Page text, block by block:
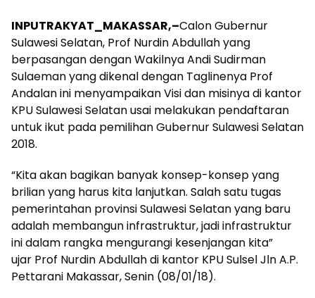
INPUTRAKYAT_MAKASSAR,–Calon Gubernur
Sulawesi Selatan, Prof Nurdin Abdullah yang
berpasangan dengan Wakilnya Andi Sudirman
Sulaeman yang dikenal dengan Taglinenya Prof
Andalan ini menyampaikan Visi dan misinya di kantor
KPU Sulawesi Selatan usai melakukan pendaftaran
untuk ikut pada pemilihan Gubernur Sulawesi Selatan
2018.
“Kita akan bagikan banyak konsep-konsep yang
brilian yang harus kita lanjutkan. Salah satu tugas
pemerintahan provinsi Sulawesi Selatan yang baru
adalah membangun infrastruktur, jadi infrastruktur
ini dalam rangka mengurangi kesenjangan kita”
ujar Prof Nurdin Abdullah di kantor KPU Sulsel Jln A.P.
Pettarani Makassar, Senin (08/01/18).